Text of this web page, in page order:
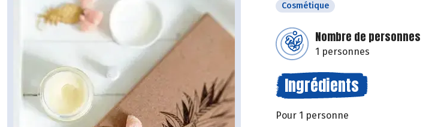
Cosmétique
Nombre de personnes
1 personnes
Ingrédients
Pour 1 personne